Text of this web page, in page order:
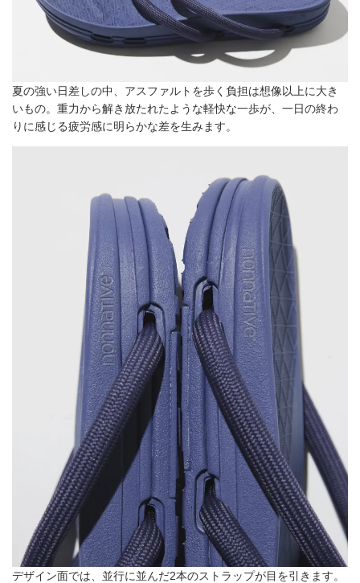
夏の強い日差しの中、アスファルトを歩く負担は想像以上に大き
いもの。重力から解き放たれたような軽快な一歩が、一日の終わ
りに感じる疲労感に明らかな差を生みます。
デザイン面では、並行に並んだ2本のストラップが目を引きます。